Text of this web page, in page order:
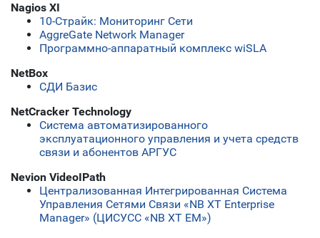
Nagios XI
10-Страйк: Мониторинг Сети
AggreGate Network Manager
Программно-аппаратный комплекс wiSLA
NetBox
СДИ Базис
NetCracker Technology
Система автоматизированного
эксплуатационного управления и учета средств
связи и абонентов АРГУС
Nevion VideoIPath
Централизованная Интегрированная Система
Управления Сетями Связи «NB XT Enterprise
Manager» (ЦИСУСС «NB XT EM»)